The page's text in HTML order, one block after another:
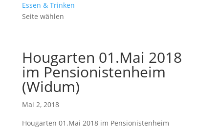
Essen & Trinken
Seite wählen
Hougarten 01.Mai 2018
im Pensionistenheim
(Widum)
Mai 2, 2018
Hougarten 01.Mai 2018 im Pensionistenheim